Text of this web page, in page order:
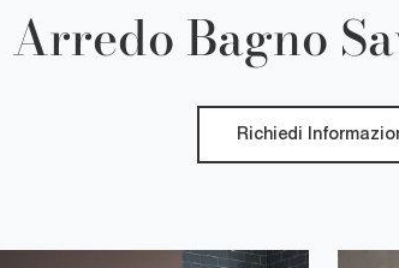
Arredo Bagno
Richiedi